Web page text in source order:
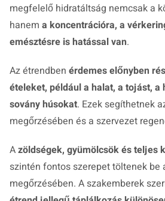
megfelelő hidratáltság nemcsak a
hanem a koncentrációra, a
emésztésre is hatással van.
Az étrendben érdemes előnyben
ételeket, például a halat, a tojást, a
sovány húsokat. Ezek segíthetnek
megőrzésében és a szervezet
Azöldségek, gyümölcsök és teljes
szintén fontos szerepet töltenek be
megőrzésében. A szakemberek